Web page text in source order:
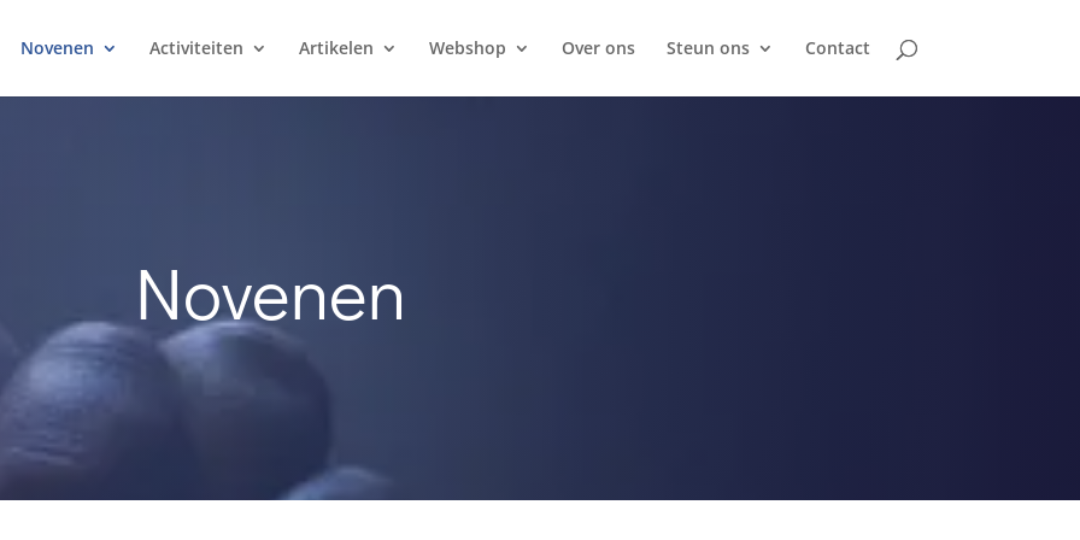
Novenen Activiteiten Artikelen Webshop Over ons Steun ons Contact
Novenen